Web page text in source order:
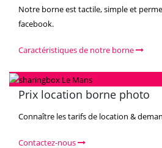
Notre borne est tactile, simple et
facebook.
Caractéristiques de notre borne
Prix location borne photo
Connaître les tarifs de location &
Contactez-nous